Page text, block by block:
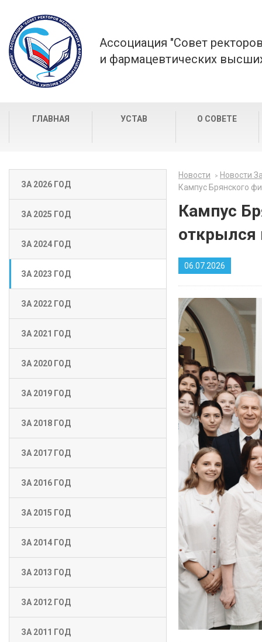
Ассоциация "Совет
и фармацевтических
ГЛАВНАЯ УСТАВ О СОВЕТЕ
ЗА 2026 ГОД
ЗА 2025 ГОД
ЗА 2024 ГОД
ЗА 2023 ГОД
ЗА 2022 ГОД
ЗА 2021 ГОД
ЗА 2020 ГОД
ЗА 2019 ГОД
ЗА 2018 ГОД
ЗА 2017 ГОД
ЗА 2016 ГОД
ЗА 2015 ГОД
ЗА 2014 ГОД
ЗА 2013 ГОД
ЗА 2012 ГОД
ЗА 2011 ГОД
Новости
Новости
Кампус Брянского
Кампус
открылся
06.07.2026